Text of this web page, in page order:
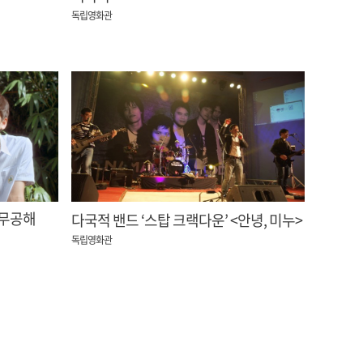
독립영화관
공해 다국적 밴드 ‘스탑 크랙다운’ <안녕, 미누>
독립영화관